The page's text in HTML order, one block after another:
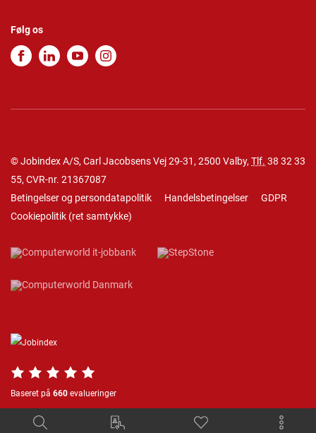
Følg os
© Jobindex A/S, Carl Jacobsens Vej 29-31, 2500 Valby, Tlf. 38 32 33
55, CVR-nr. 21367087
Betingelser og persondatapolitik
Handelsbetingelser
GDPR
Cookiepolitik (ret samtykke)
Baseret på 660 evalueringer